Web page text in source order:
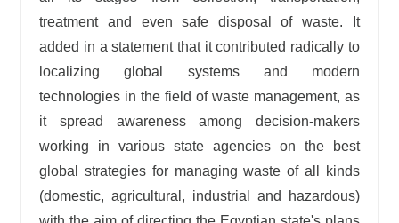
treatment and even safe disposal of waste. It
added in a statement that it contributed radically to
localizing global systems and modern
technologies in the field of waste management, as
it spread awareness among decision-makers
working in various state agencies on the best
global strategies for managing waste of all kinds
(domestic, agricultural, industrial and hazardous)